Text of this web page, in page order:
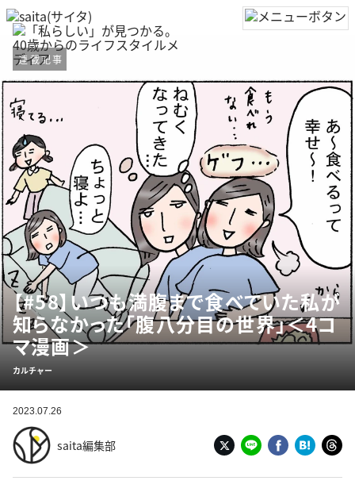
連載記事
【#58】いつも満腹まで食べていた私が
知らなかった「腹八分目の世界」＜4コ
マ漫画＞
カルチャー
2023.07.26
saita編集部